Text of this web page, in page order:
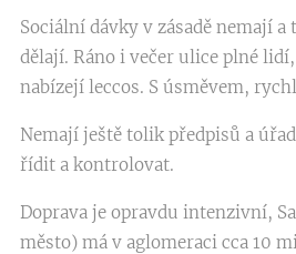
Sociální dávky v zásadě nemají
dělají. Ráno i večer ulice plné
nabízejí leccos. S úsměvem,
Nemají ještě tolik předpisů a
řídit a kontrolovat.
Doprava je opravdu intenzivní,
město) má v aglomeraci cca 10